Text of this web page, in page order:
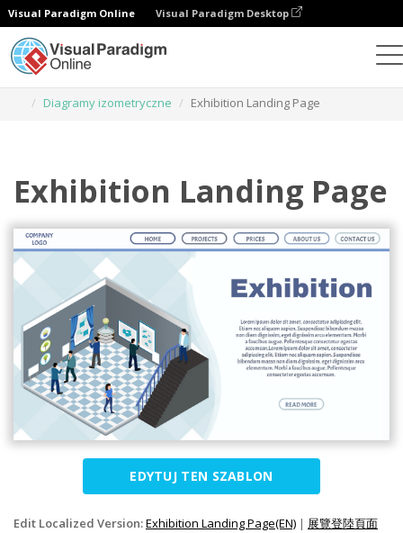
Visual Paradigm Online Visual Paradigm Desktop
Diagramy izometryczne
Exhibition Landing Page
Exhibition Landing Page
EDYTUJ TEN SZABLON
Edit Localized Version:Exhibition Landing Page(EN) | 展覽登陸頁面